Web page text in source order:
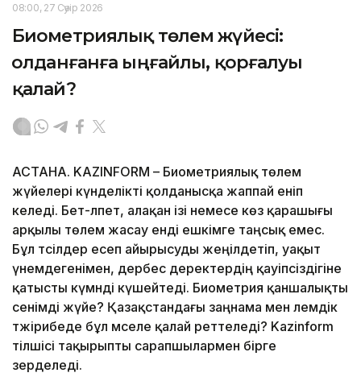
08:00, 27 Сәуір 2026
Биометриялық төлем жүйесі:
Қолданғанға ыңғайлы, қорғалуы
қалай?
АСТАНА. KAZINFORM – Биометриялық төлем
жүйелері күнделікті қолданысқа жаппай еніп
келеді. Бет-әлпет, алақан ізі немесе көз қарашығы
арқылы төлем жасау енді ешкімге таңсық емес.
Бұл тәсілдер есеп айырысуды жеңілдетіп, уақыт
үнемдегенімен, дербес деректердің қауіпсіздігіне
қатысты күмәнді күшейтеді. Биометрия қаншалықты
сенімді жүйе? Қазақстандағы заңнама мен әлемдік
тәжірибеде бұл мәселе қалай реттеледі? Kazinform
тілшісі тақырыпты сарапшылармен бірге
зерделеді.